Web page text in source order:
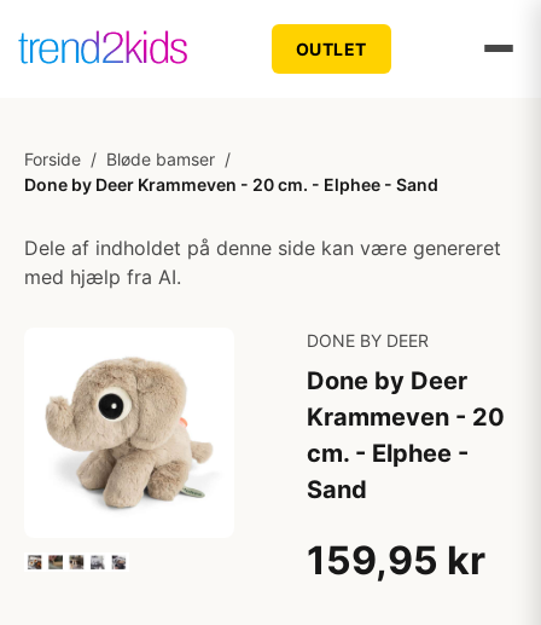
OUTLET
Forside / Bløde bamser /
Done by Deer Krammeven - 20 cm. - Elphee - Sand
Dele af indholdet på denne side kan være genereret
med hjælp fra AI.
DONE BY DEER
Done by Deer
Krammeven - 20
cm. - Elphee -
Sand
159,95 kr